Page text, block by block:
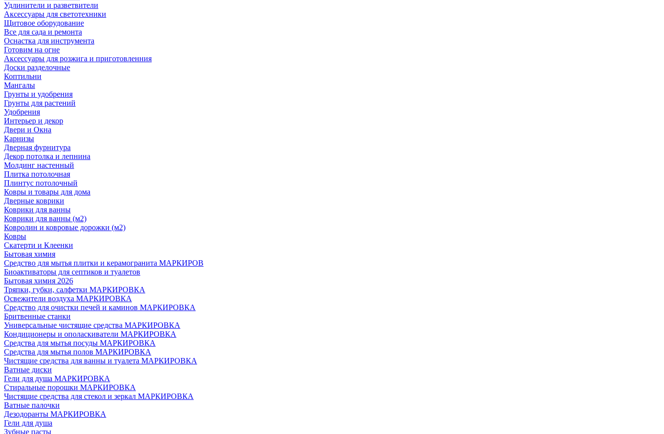
Удлинители и разветвители
Аксессуары для светотехники
Щитовое оборудование
Все для сада и ремонта
Оснастка для инструмента
Готовим на огне
Аксессуары для розжига и приготовленния
Доски разделочные
Коптильни
Мангалы
Грунты и удобрения
Грунты для растений
Удобрения
Интерьер и декор
Двери и Окна
Карнизы
Дверная фурнитура
Декор потолка и лепнина
Молдинг настенный
Плитка потолочная
Плинтус потолочный
Ковры и товары для дома
Дверные коврики
Коврики для ванны
Коврики для ванны (м2)
Ковролин и ковровые дорожки (м2)
Ковры
Скатерти и Клеенки
Бытовая химия
Средство для мытья плитки и керамогранита МАРКИРОВ
Биоактиваторы для септиков и туалетов
Бытовая химия 2026
Тряпки, губки, салфетки МАРКИРОВКА
Освежители воздуха МАРКИРОВКА
Средство для очистки печей и каминов МАРКИРОВКА
Бритвенные станки
Универсальные чистящие средства МАРКИРОВКА
Кондиционеры и ополаскиватели МАРКИРОВКА
Средства для мытья посуды МАРКИРОВКА
Средства для мытья полов МАРКИРОВКА
Чистящие средства для ванны и туалета МАРКИРОВКА
Ватные диски
Гели для душа МАРКИРОВКА
Стиральные порошки МАРКИРОВКА
Чистящие средства для стекол и зеркал МАРКИРОВКА
Ватные палочки
Дезодоранты МАРКИРОВКА
Гели для душа
Зубные пасты